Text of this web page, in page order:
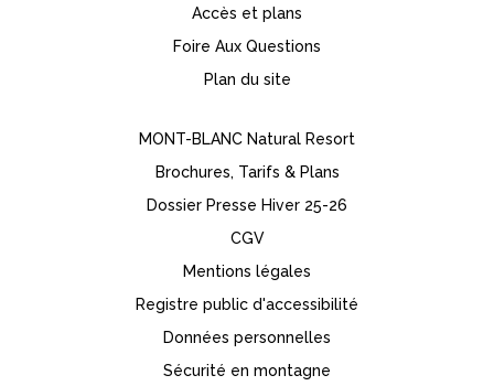
Accès et plans
Foire Aux Questions
Plan du site
MONT-BLANC Natural Resort
Brochures, Tarifs & Plans
Dossier Presse Hiver 25-26
CGV
Mentions légales
Registre public d'accessibilité
Données personnelles
Sécurité en montagne